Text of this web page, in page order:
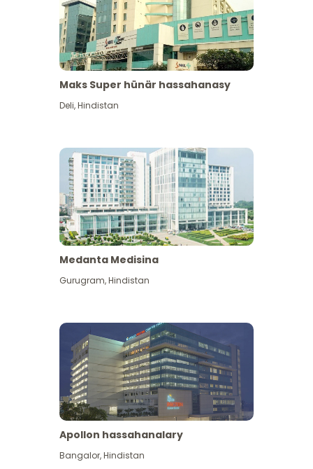
Has giňişleýin gör
Maks Super hünär hassahanasy
Deli,Hindistan
Medanta Medisina
Gurugram,Hindistan
Apollon hassahanalary
Bangalor,Hindistan